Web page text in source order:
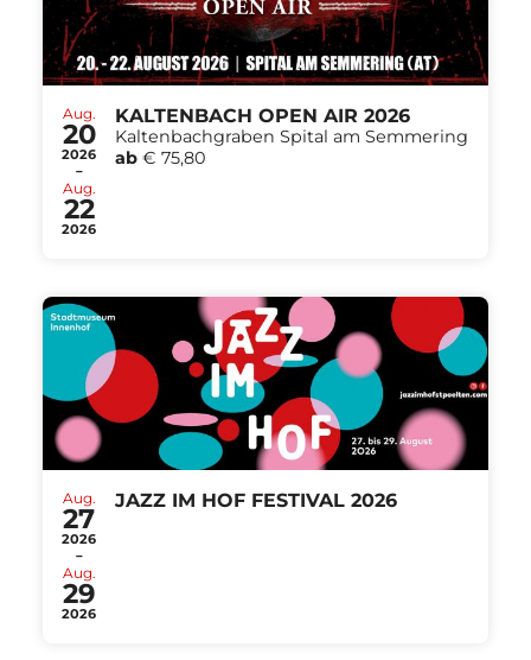
Aug.
20
2026
-
Aug.
22
2026
KALTENBACH OPEN AIR 2026
Kaltenbachgraben Spital am Semmering
ab € 75,80
Aug.
27
2026
-
Aug.
29
2026
JAZZ IM HOF FESTIVAL 2026